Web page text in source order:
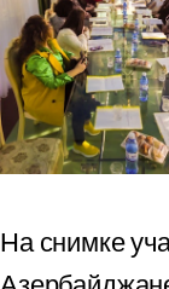
На снимке